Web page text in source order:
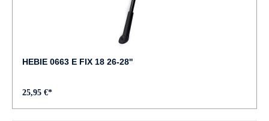
HEBIE 0663 E FIX 18 26-28''
25,95 €*